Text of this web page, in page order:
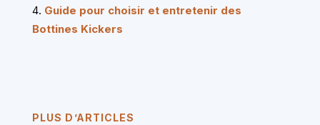
Guide pour choisir et entretenir des
Bottines Kickers
PLUS D’ARTICLES